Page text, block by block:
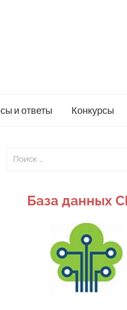
и ответы Конкурсы
Поиск
База данных